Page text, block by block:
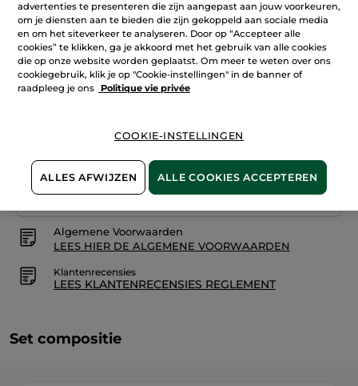
Geen
beoordelingswaarde
voor
Aantal
NIET OP VOORRAAD
Veilige betaling
Niet tevreden? Geld terug!
Algemene Voorwaarden
LEES HIER DE ALGEMENE VOORWAARDEN
Klantenrecensies
LEES KLANTENRECENSIES REGLEMENT
Set compositie
advertenties te presenteren die zijn aangepast aan jouw voorkeuren,
om je diensten aan te bieden die zijn gekoppeld aan sociale media
en om het siteverkeer te analyseren. Door op “Accepteer alle
cookies” te klikken, ga je akkoord met het gebruik van alle cookies
die op onze website worden geplaatst. Om meer te weten over ons
cookiegebruik, klik je op "Cookie-instellingen" in de banner of
raadpleeg je ons
Politique vie privée
COOKIE-INSTELLINGEN
ALLES AFWIJZEN ALLE COOKIES ACCEPTEREN